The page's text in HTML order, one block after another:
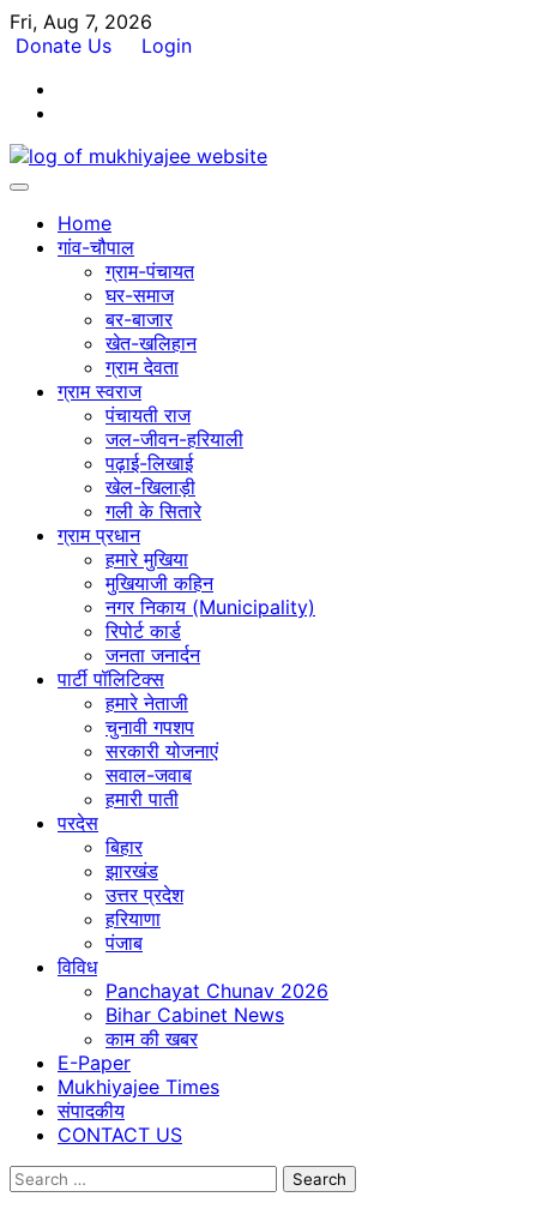
Skip
to
Fri, Aug 7, 2026
Donate Us
Login
Home
गांव-चौपाल
ग्राम-पंचायत
घर-समाज
बर-बाजार
खेत-खलिहान
ग्राम देवता
ग्राम स्वराज
पंचायती राज
जल-जीवन-हरियाली
पढ़ाई-लिखाई
खेल-खिलाड़ी
गली के सितारे
ग्राम प्रधान
हमारे मुखिया
मुखियाजी कहिन
नगर निकाय (Municipality)
रिपोर्ट कार्ड
जनता जनार्दन
पार्टी पॉलिटिक्स
हमारे नेताजी
चुनावी गपशप
सरकारी योजनाएं
सवाल-जवाब
हमारी पाती
परदेस
बिहार
झारखंड
उत्तर प्रदेश
हरियाणा
पंजाब
विविध
Panchayat Chunav 2026
Bihar Cabinet News
काम की खबर
E-Paper
Mukhiyajee Times
संपादकीय
CONTACT US
Search